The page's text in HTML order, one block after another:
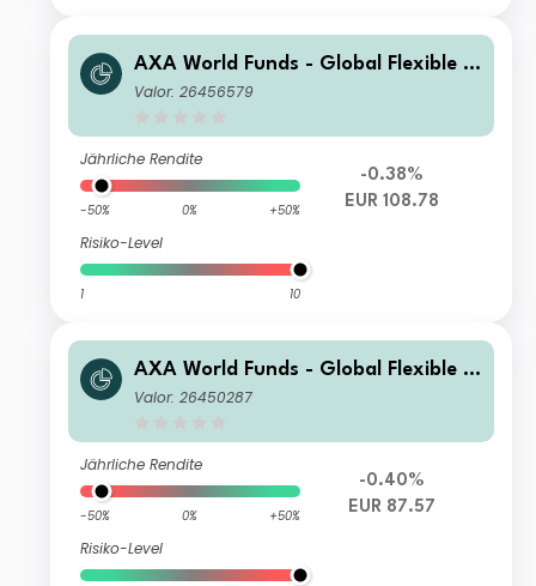
AXA World Funds - Global Flexible P
roperty E Capitalisation EUR (Hedge
Valor: 26456579
Jährliche Rendite
-50% 0% +50%
Risiko-Level
1 10
-0.38%
EUR 108.78
AXA World Funds - Global Flexible P
roperty A Distribution gr EUR (Hedg
Valor: 26450287
Jährliche Rendite
-50% 0% +50%
Risiko-Level
-0.40%
EUR 87.57